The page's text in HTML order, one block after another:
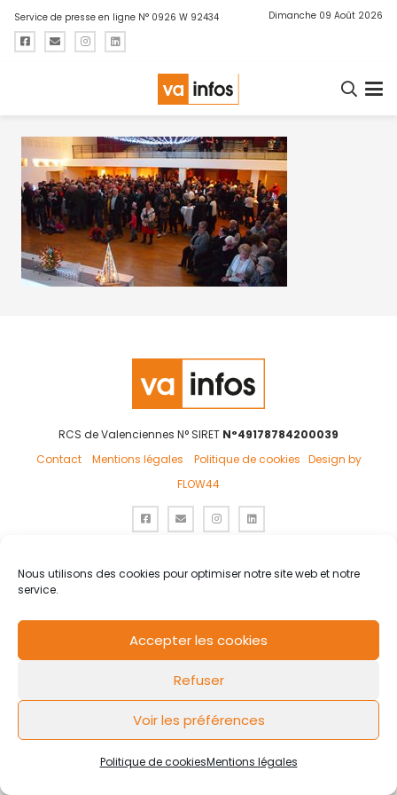
Nous utilisons des cookies pour optimiser notre site web et notre
service.
Accepter les cookies
Refuser
Voir les préférences
Politique de cookiesMentions légales
Service de presse en ligne N° 0926 W 92434 Dimanche 09 Août 2026
RCS de Valenciennes N° SIRET N°49178784200039
Contact
Mentions légales Politique de cookies Design by
FLOW44